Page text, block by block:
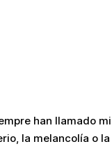
han llamado
la melancolía o